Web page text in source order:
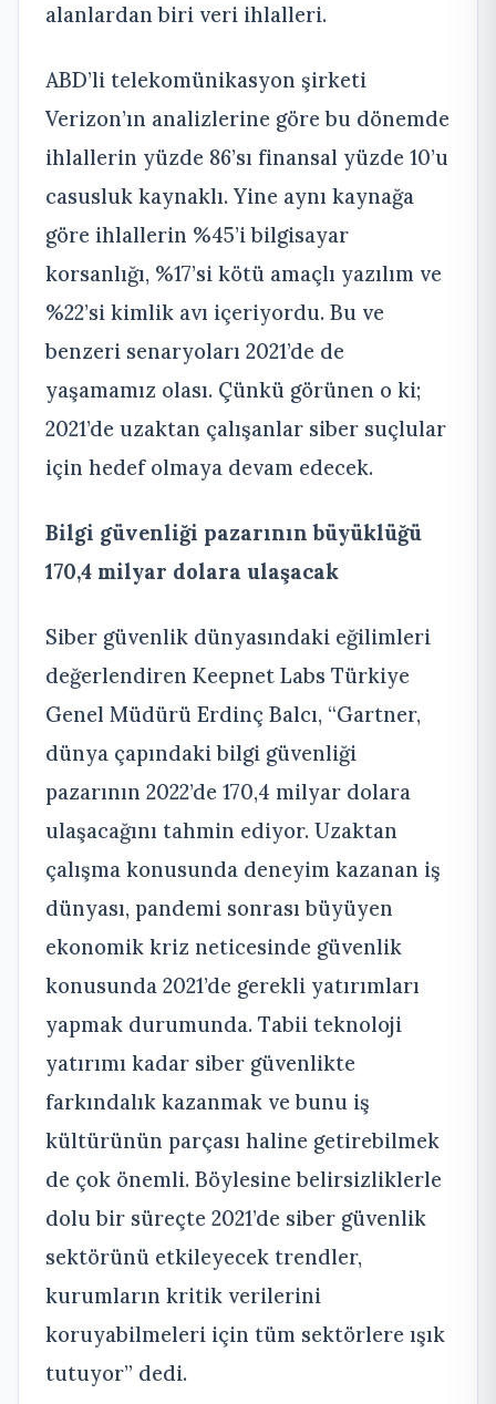
alanlardan biri veri ihlalleri.
ABD’li telekomünikasyon şirketi
Verizon’ın analizlerine göre bu dönemde
ihlallerin yüzde 86’sı finansal yüzde 10’u
casusluk kaynaklı. Yine aynı kaynağa
göre ihlallerin %45’i bilgisayar
korsanlığı, %17’si kötü amaçlı yazılım ve
%22’si kimlik avı içeriyordu. Bu ve
benzeri senaryoları 2021’de de
yaşamamız olası. Çünkü görünen o ki;
2021’de uzaktan çalışanlar siber suçlular
için hedef olmaya devam edecek.
Bilgi güvenliği pazarının büyüklüğü
170,4 milyar dolara ulaşacak
Siber güvenlik dünyasındaki eğilimleri
değerlendiren Keepnet Labs Türkiye
Genel Müdürü Erdinç Balcı, “Gartner,
dünya çapındaki bilgi güvenliği
pazarının 2022’de 170,4 milyar dolara
ulaşacağını tahmin ediyor. Uzaktan
çalışma konusunda deneyim kazanan iş
dünyası, pandemi sonrası büyüyen
ekonomik kriz neticesinde güvenlik
konusunda 2021’de gerekli yatırımları
yapmak durumunda. Tabii teknoloji
yatırımı kadar siber güvenlikte
farkındalık kazanmak ve bunu iş
kültürünün parçası haline getirebilmek
de çok önemli. Böylesine belirsizliklerle
dolu bir süreçte 2021’de siber güvenlik
sektörünü etkileyecek trendler,
kurumların kritik verilerini
koruyabilmeleri için tüm sektörlere ışık
tutuyor” dedi.